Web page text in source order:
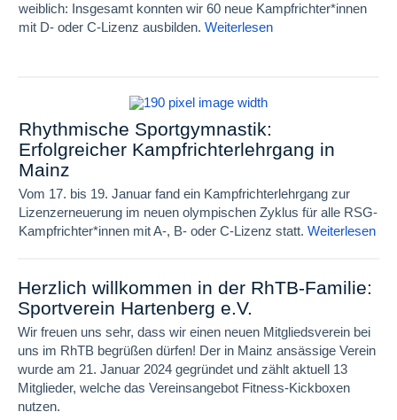
weiblich: Insgesamt konnten wir 60 neue Kampfrichter*innen
mit D- oder C-Lizenz ausbilden. Weiterlesen
Rhythmische Sportgymnastik:
Erfolgreicher Kampfrichterlehrgang in
Mainz
Vom 17. bis 19. Januar fand ein Kampfrichterlehrgang zur
Lizenzerneuerung im neuen olympischen Zyklus für alle RSG-
Kampfrichter*innen mit A-, B- oder C-Lizenz statt. Weiterlesen
Herzlich willkommen in der RhTB-Familie:
Sportverein Hartenberg e.V.
Wir freuen uns sehr, dass wir einen neuen Mitgliedsverein bei
uns im RhTB begrüßen dürfen! Der in Mainz ansässige Verein
wurde am 21. Januar 2024 gegründet und zählt aktuell 13
Mitglieder, welche das Vereinsangebot Fitness-Kickboxen
nutzen.